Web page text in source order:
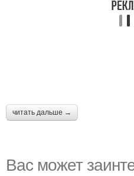
читать дальше →
Вас может